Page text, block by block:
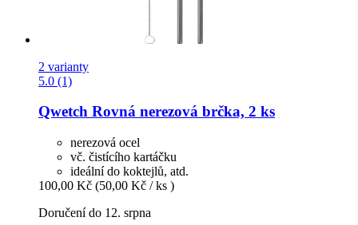
2 varianty
5.0 (1)
Qwetch Rovná nerezová brčka, 2 ks
nerezová ocel
vč. čistícího kartáčku
ideální do koktejlů, atd.
100,00 Kč (50,00 Kč / ks )
Doručení do 12. srpna